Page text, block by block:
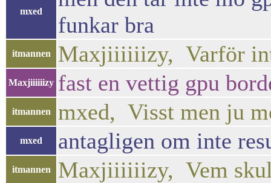
mxed
funkar bra
itmannen Maxjiiiiiizy, Varför
Maxjiiiiiizy fast en vettig gpu
itmannen mxed, Visst men ju
mxed antagligen om inte
itmannen Maxjiiiiiizy, Vem